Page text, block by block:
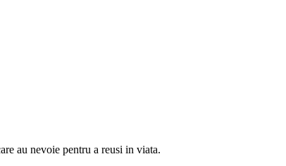
au nevoie pentru a reusi in viata.